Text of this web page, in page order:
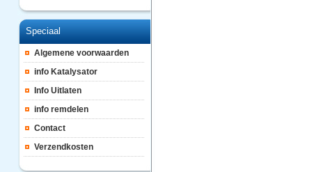
Speciaal
Algemene voorwaarden
info Katalysator
Info Uitlaten
info remdelen
Contact
Verzendkosten